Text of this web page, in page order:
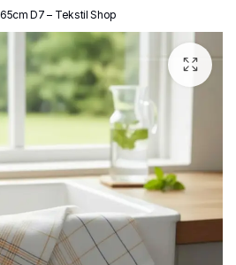
D7 – Tekstil Shop